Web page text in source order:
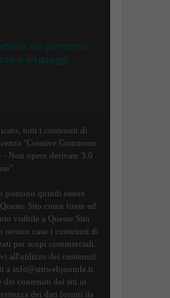
un percorso
e linguaggi
tutti i contenuti di
"Creative Commons
Non opere derivate 3.0
quindi essere
Sito come fonte ed
visibile a Questo Sito
caso i contenuti di
per scopi commerciali.
all'utilizzo dei contenuti
a info@sitiwebjoomla.it.
dei contenuti dei siti in
dei dati forniti da